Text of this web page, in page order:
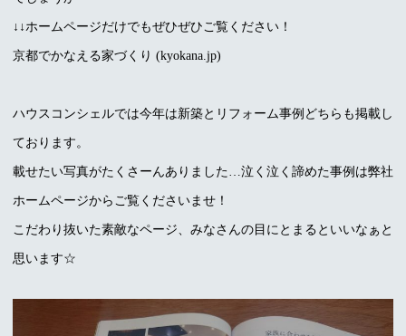
↓↓ホームページだけでもぜひぜひご覧ください！
京都でかなえる家づくり (kyokana.jp)
ハウスコンシェルでは今年は新築とリフォーム事例どちらも掲載し
ております。
載せたい写真がたくさーんありました…泣く泣く諦めた事例は弊社
ホームページからご覧くださいませ！
こだわり抜いた素敵なページ、みなさんの目にとまるといいなぁと
思います☆